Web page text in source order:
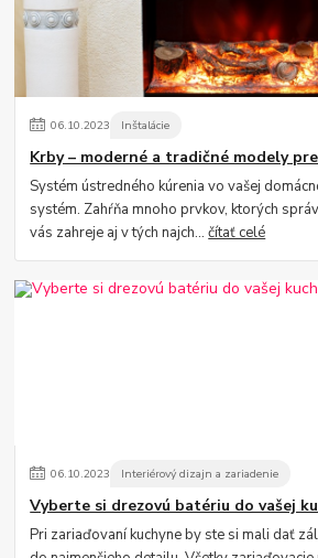
06.10.2023 Inštalácie
Krby – moderné a tradičné modely
Systém ústredného kúrenia vo vašej
systém. Zahŕňa mnoho prvkov, ktorých
vás zahreje aj v tých najch...čítať celé
06.10.2023 Interiérový dizajn a zariadenie
Vyberte si drezovú batériu do vašej
Pri zariaďovaní kuchyne by ste si mali dať